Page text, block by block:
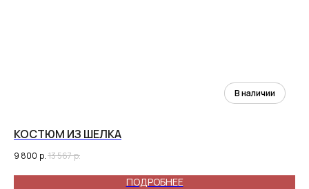
КОСТЮМ ИЗ ШЕЛКА
9 800 р. 13 567р.
ПОДРОБНЕЕ